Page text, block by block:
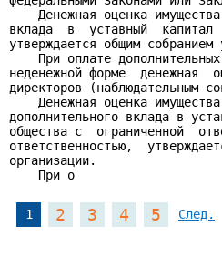
Денежная оценка
вклада  в  уставный
утверждается общим собранием
При оплате
неденежной форме  денежная
директоров (наблюдательным
Денежная оценка
дополнительного вклада в
общества с  ограниченной
ответственностью,
организации.
    При о
1 2 3 4 5 След.